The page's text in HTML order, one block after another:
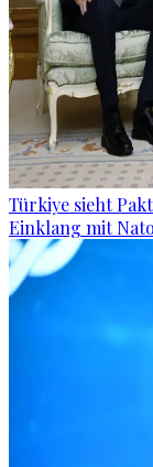
Türkiye sieht
Einklang mit